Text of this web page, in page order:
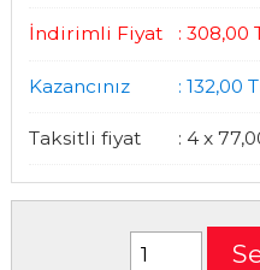
İndirimli Fiyat : 308,00
Kazancınız : 132,00
Taksitli fiyat : 4 x 77